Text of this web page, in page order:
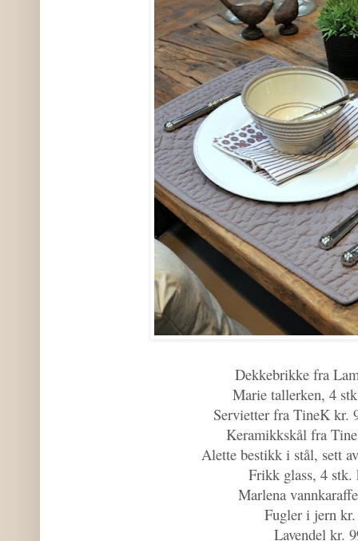
Dekkebrikke fra
Marie tallerken, 4
Servietter fra TineK kr.
Keramikkskål fra
Alette bestikk i stål, sett
Frikk glass, 4 stk.
Marlena
Fugler i jern
Lavendel kr.